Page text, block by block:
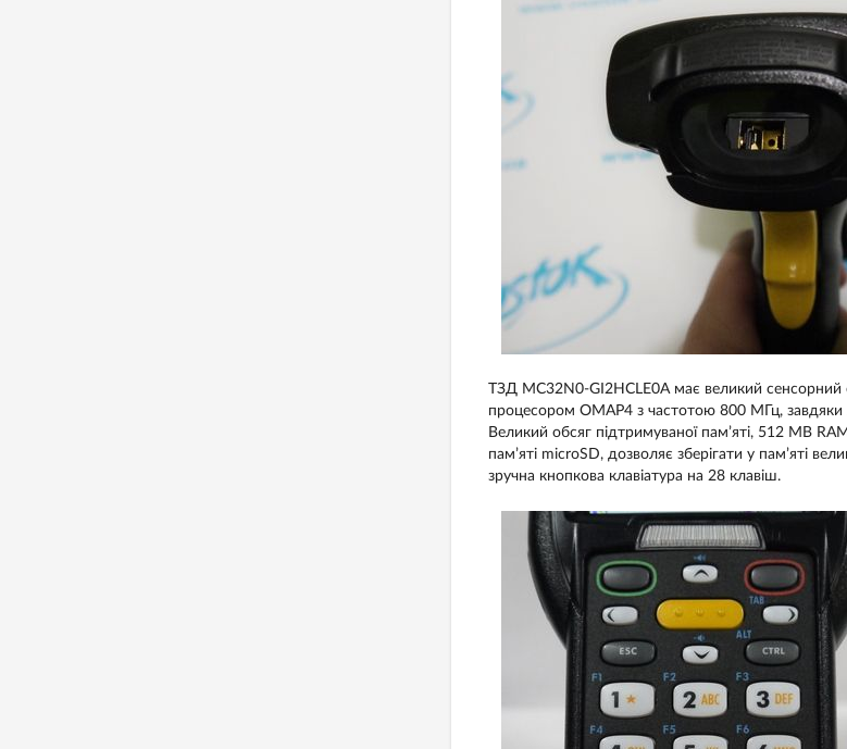
ТЗД MC32N0-GI2HCLE0A має великий
процесором OMAP4 з частотою 800 МГц,
Великий обсяг підтримуваної пам’яті, 512 MB
пам’яті microSD, дозволяє зберігати у пам’яті
зручна кнопкова клавіатура на 28 клавіш.